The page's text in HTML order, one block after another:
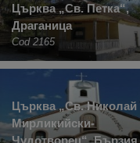
Църква „Св. Петка“,
Драганица
Cod 2165
Църква „Св. Николай
Мирликийски-